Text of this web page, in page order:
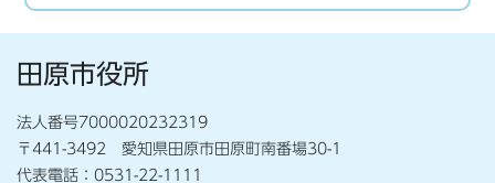
田原市役所
法人番号7000020232319
〒441-3492 愛知県田原市田原町南番場30-1
代表電話：0531-22-1111